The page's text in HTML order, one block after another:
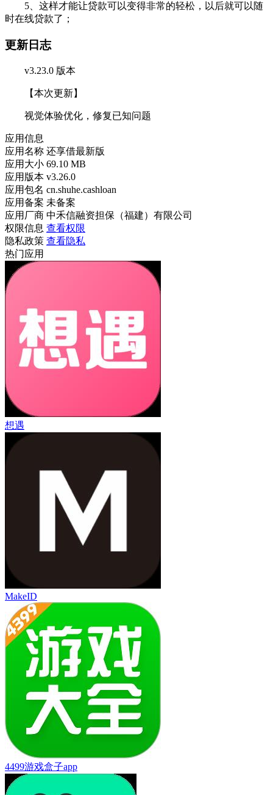
5、这样才能让贷款可以变得非常的轻松，以后就可以随
时在线贷款了；
更新日志
v3.23.0 版本
【本次更新】
视觉体验优化，修复已知问题
应用信息
应用名称 还享借最新版
应用大小 69.10 MB
应用版本 v3.26.0
应用包名 cn.shuhe.cashloan
应用备案 未备案
应用厂商 中禾信融资担保（福建）有限公司
权限信息 查看权限
隐私政策 查看隐私
热门应用
想遇
MakeID
4499游戏盒子app